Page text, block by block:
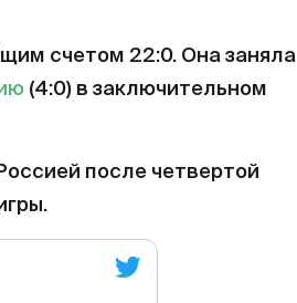
счетом 22:0. Она заняла
(4:0) в заключительном
после четвертой